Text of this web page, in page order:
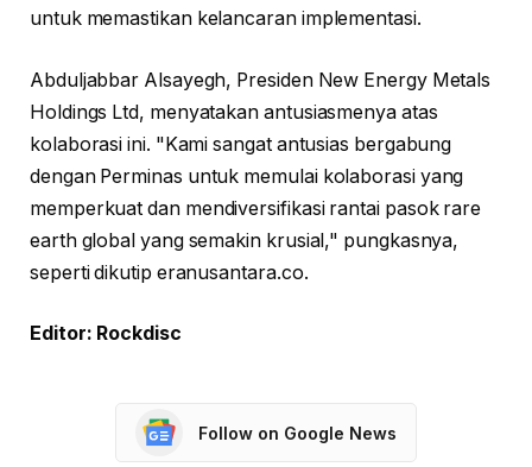
untuk memastikan kelancaran implementasi.
Abduljabbar Alsayegh, Presiden New Energy Metals
Holdings Ltd, menyatakan antusiasmenya atas
kolaborasi ini. "Kami sangat antusias bergabung
dengan Perminas untuk memulai kolaborasi yang
memperkuat dan mendiversifikasi rantai pasok rare
earth global yang semakin krusial," pungkasnya,
seperti dikutip eranusantara.co.
Editor: Rockdisc
Follow on Google News